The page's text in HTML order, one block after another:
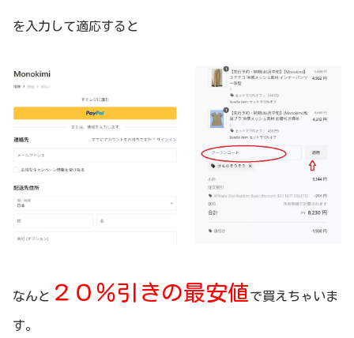
を入力して適応すると
なんと ２０％引きの最安値で買えちゃいま
す。